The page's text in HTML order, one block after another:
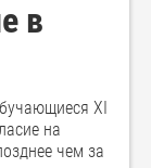
в
XI
на
чем за